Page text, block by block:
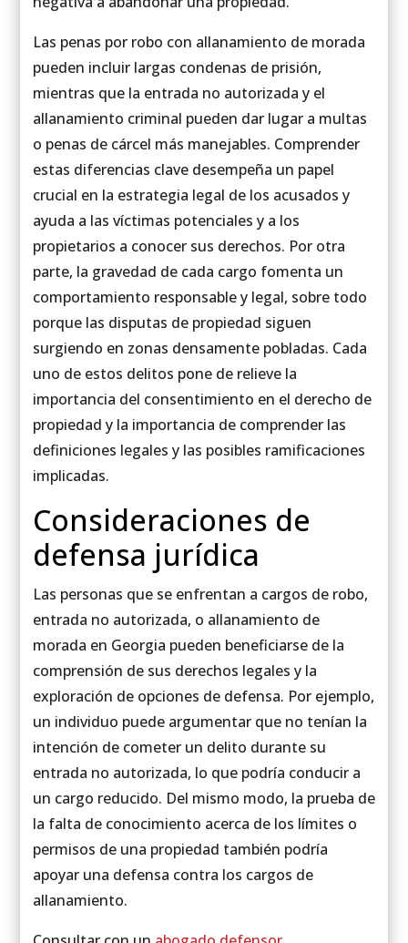
Las penas por robo con allanamiento de morada
pueden incluir largas condenas de prisión,
mientras que la entrada no autorizada y el
allanamiento criminal pueden dar lugar a multas
o penas de cárcel más manejables. Comprender
estas diferencias clave desempeña un papel
crucial en la estrategia legal de los acusados y
ayuda a las víctimas potenciales y a los
propietarios a conocer sus derechos. Por otra
parte, la gravedad de cada cargo fomenta un
comportamiento responsable y legal, sobre todo
porque las disputas de propiedad siguen
surgiendo en zonas densamente pobladas. Cada
uno de estos delitos pone de relieve la
importancia del consentimiento en el derecho de
propiedad y la importancia de comprender las
definiciones legales y las posibles ramificaciones
implicadas.
Consideraciones de
defensa jurídica
Las personas que se enfrentan a cargos de robo,
entrada no autorizada, o allanamiento de
morada en Georgia pueden beneficiarse de la
comprensión de sus derechos legales y la
exploración de opciones de defensa. Por ejemplo,
un individuo puede argumentar que no tenían la
intención de cometer un delito durante su
entrada no autorizada, lo que podría conducir a
un cargo reducido. Del mismo modo, la prueba de
la falta de conocimiento acerca de los límites o
permisos de una propiedad también podría
apoyar una defensa contra los cargos de
allanamiento.